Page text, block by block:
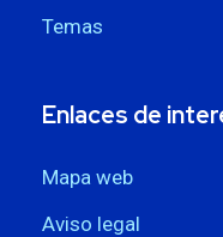
Temas
Enlaces de
Mapa web
Aviso legal